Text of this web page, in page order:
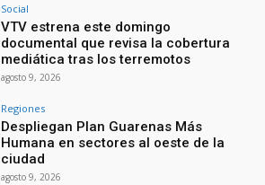
Social
VTV estrena este domingo
documental que revisa la cobertura
mediática tras los terremotos
agosto 9, 2026
Regiones
Despliegan Plan Guarenas Más
Humana en sectores al oeste de la
ciudad
agosto 9, 2026